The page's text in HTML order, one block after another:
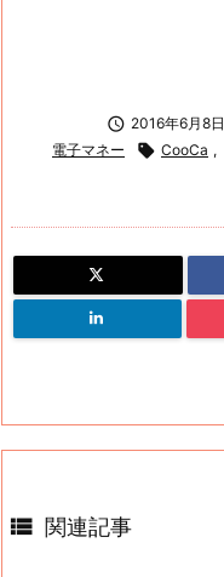
 2016年6月8日
電子マネー
 CooCa ,
 関連記事